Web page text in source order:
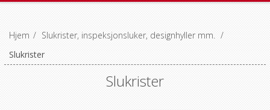
Hjem / Slukrister, inspeksjonsluker, designhyller mm. /
Slukrister
Slukrister